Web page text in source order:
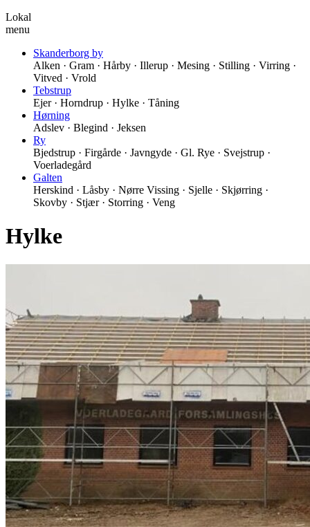
Lokal
menu
Skanderborg by
Alken · Gram · Hårby · Illerup · Mesing · Stilling · Virring ·
Vitved · Vrold
Tebstrup
Ejer · Horndrup · Hylke · Tåning
Hørning
Adslev · Blegind · Jeksen
Ry
Bjedstrup · Firgårde · Javngyde · Gl. Rye · Svejstrup ·
Voerladegård
Galten
Herskind · Låsby · Nørre Vissing · Sjelle · Skjørring ·
Skovby · Stjær · Storring · Veng
Hylke